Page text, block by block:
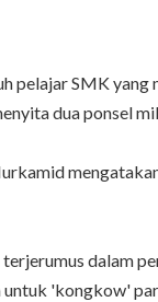
pelajar SMK
dua ponsel
dalam
'kongkow'